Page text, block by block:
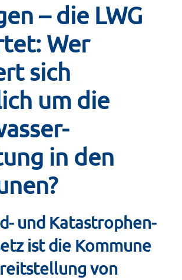
– die LWG
Wer
sich
um die
in den
und Katastrophen­
ist die Kommune
von